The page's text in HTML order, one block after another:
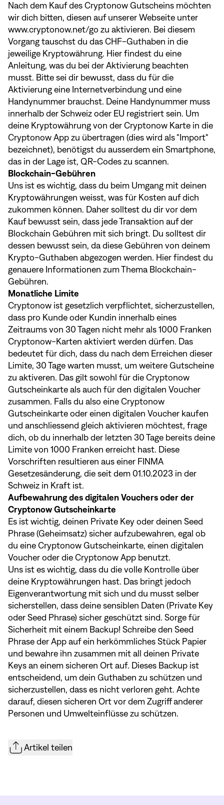
Nach dem Kauf des Cryptonow Gutscheins möchten
wir dich bitten, diesen auf unserer Webseite unter
www.cryptonow.net/go zu aktivieren. Bei diesem
Vorgang tauschst du das CHF-Guthaben in die
jeweilige Kryptowährung. Hier findest du eine
Anleitung, was du bei der Aktivierung beachten
musst. Bitte sei dir bewusst, dass du für die
Aktivierung eine Internetverbindung und eine
Handynummer brauchst. Deine Handynummer muss
innerhalb der Schweiz oder EU registriert sein. Um
deine Kryptowährung von der Cryptonow Karte in die
Cryptonow App zu übertragen (dies wird als "Import"
bezeichnet), benötigst du ausserdem ein Smartphone,
das in der Lage ist, QR-Codes zu scannen.
Blockchain-Gebühren
Uns ist es wichtig, dass du beim Umgang mit deinen
Kryptowährungen weisst, was für Kosten auf dich
zukommen können. Daher solltest du dir vor dem
Kauf bewusst sein, dass jede Transaktion auf der
Blockchain Gebühren mit sich bringt. Du solltest dir
dessen bewusst sein, da diese Gebühren von deinem
Krypto-Guthaben abgezogen werden. Hier findest du
genauere Informationen zum Thema Blockchain-
Gebühren.
Monatliche Limite
Cryptonow ist gesetzlich verpflichtet, sicherzustellen,
dass pro Kunde oder Kundin innerhalb eines
Zeitraums von 30 Tagen nicht mehr als 1000 Franken
Cryptonow-Karten aktiviert werden dürfen. Das
bedeutet für dich, dass du nach dem Erreichen dieser
Limite, 30 Tage warten musst, um weitere Gutscheine
zu aktiveren. Das gilt sowohl für die Cryptonow
Gutscheinkarte als auch für den digitalen Voucher
zusammen. Falls du also eine Cryptonow
Gutscheinkarte oder einen digitalen Voucher kaufen
und anschliessend gleich aktivieren möchtest, frage
dich, ob du innerhalb der letzten 30 Tage bereits deine
Limite von 1000 Franken erreicht hast. Diese
Vorschriften resultieren aus einer FINMA
Gesetzesänderung, die seit dem 01.10.2023 in der
Schweiz in Kraft ist.
Aufbewahrung des digitalen Vouchers oder der
Cryptonow Gutscheinkarte
Es ist wichtig, deinen Private Key oder deinen Seed
Phrase (Geheimsatz) sicher aufzubewahren, egal ob
du eine Cryptonow Gutscheinkarte, einen digitalen
Voucher oder die Cryptonow App benutzt.
Uns ist es wichtig, dass du die volle Kontrolle über
deine Kryptowährungen hast. Das bringt jedoch
Eigenverantwortung mit sich und du musst selber
sicherstellen, dass deine sensiblen Daten (Private Key
oder Seed Phrase) sicher geschützt sind. Sorge für
Sicherheit mit einem Backup! Schreibe den Seed
Phrase der App auf ein herkömmliches Stück Papier
und bewahre ihn zusammen mit all deinen Private
Keys an einem sicheren Ort auf. Dieses Backup ist
entscheidend, um dein Guthaben zu schützen und
sicherzustellen, dass es nicht verloren geht. Achte
darauf, diesen sicheren Ort vor dem Zugriff anderer
Personen und Umwelteinflüsse zu schützen.
Artikel teilen